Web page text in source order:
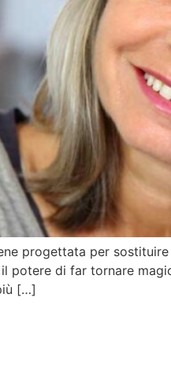
progettata per
potere di far tornare
[…]